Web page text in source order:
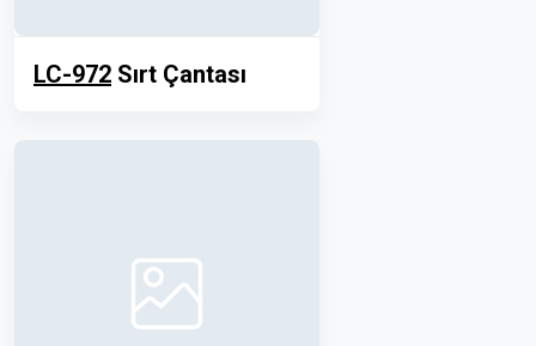
LC-972 Sırt Çantası